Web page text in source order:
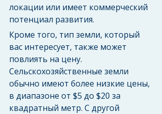
локации или имеет коммерческий
потенциал развития.
Кроме того, тип земли, который
вас интересует, также может
повлиять на цену.
Сельскохозяйственные земли
обычно имеют более низкие цены,
в диапазоне от $5 до $20 за
квадратный метр. С другой